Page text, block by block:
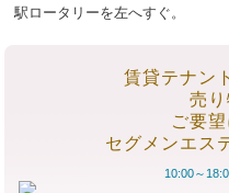
駅ロータリーを左へすぐ。
賃貸テナン
売
ご要
セグメンエス
10:00～